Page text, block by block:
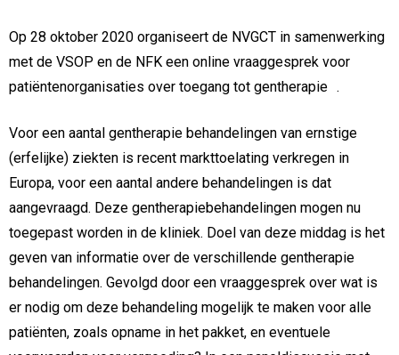
Op 28 oktober 2020 organiseert de NVGCT in samenwerking
met de VSOP en de NFK een online vraaggesprek voor
patiëntenorganisaties over toegang tot gentherapie .
Voor een aantal gentherapie behandelingen van ernstige
(erfelijke) ziekten is recent markttoelating verkregen in
Europa, voor een aantal andere behandelingen is dat
aangevraagd. Deze gentherapiebehandelingen mogen nu
toegepast worden in de kliniek. Doel van deze middag is het
geven van informatie over de verschillende gentherapie
behandelingen. Gevolgd door een vraaggesprek over wat is
er nodig om deze behandeling mogelijk te maken voor alle
patiënten, zoals opname in het pakket, en eventuele